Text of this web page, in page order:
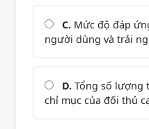
C. Mức độ đáp
người dùng và trải
D. Tổng số lượng
chỉ mục của đối thủ